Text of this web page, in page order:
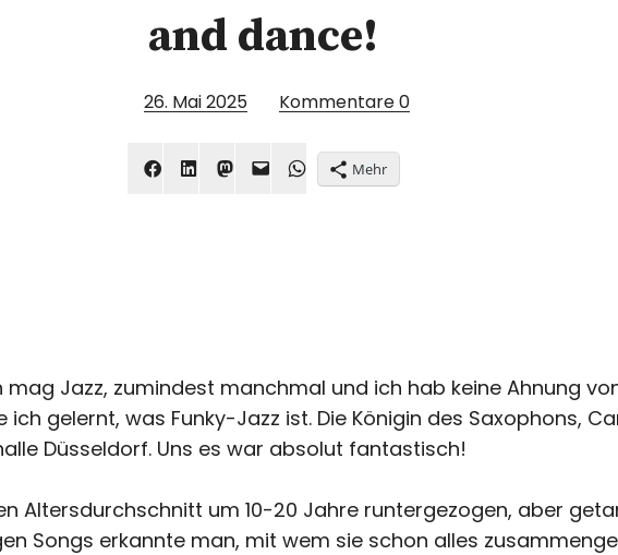
and dance!
26. Mai 2025 Kommentare0
Mehr
mag Jazz, zumindest manchmal und ich hab keine Ahnung
ich gelernt, was Funky-Jazz ist. Die Königin des Saxophons,
Düsseldorf. Uns es war absolut fantastisch!
Altersdurchschnitt um 10-20 Jahre runtergezogen, aber
Songs erkannte man, mit wem sie schon alles